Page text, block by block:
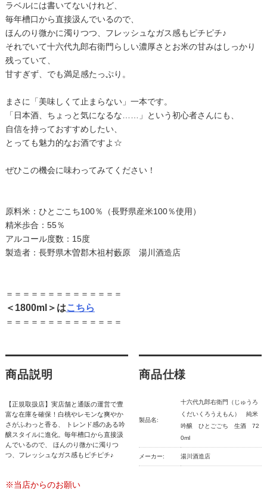
ラベルには書いてないけれど、
毎年槽口から直接汲んでいるので、
ほんのり微かに濁りつつ、フレッシュなガス感もピチピチ♪
それでいて十六代九郎右衛門らしい濃厚さとお米の甘みはしっかり
残っていて、
甘すぎず、でも満足感たっぷり。
まさに「美味しくて止まらない」一本です。
「日本酒、ちょっと気になるな……」という初心者さんにも、
自信を持っておすすめしたい、
とっても魅力的なお酒ですよ☆
ぜひこの機会に味わってみてください！
原料米：ひとごこち100％（長野県産米100％使用）
精米歩合：55％
アルコール度数：15度
製造者：長野県木曽郡木祖村藪原 湯川酒造店
＝＝＝＝＝＝＝＝＝＝＝＝＝＝
＜1800ml＞はこちら
＝＝＝＝＝＝＝＝＝＝＝＝＝＝
商品説明
【正規取扱店】実店舗と通販の運営で豊
富な在庫を確保！白桃やレモンな爽やか
さがふわっと香る、 トレンド感のある吟
醸スタイルに進化。毎年槽口から直接汲
んでいるので、 ほんのり微かに濁りつ
つ、フレッシュなガス感もピチピチ♪
商品仕様
製品名:
十六代九郎右衛門（じゅうろ
くだいくろうえもん） 純米
吟醸 ひとごごち 生酒 72
0ml
メーカー: 湯川酒造店
※当店からのお願い